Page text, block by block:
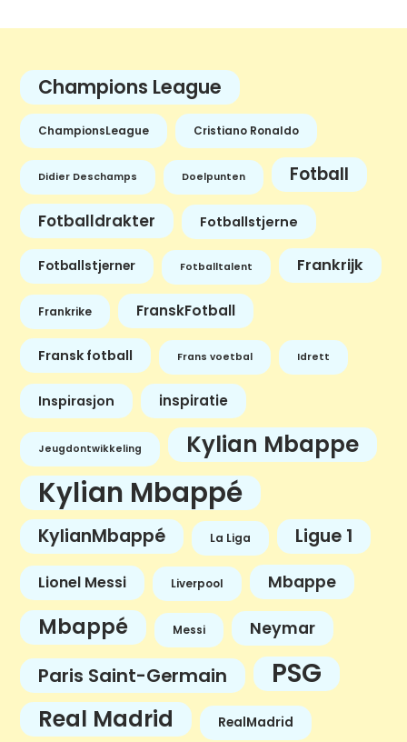
Champions League
ChampionsLeague Cristiano Ronaldo
Didier Deschamps Doelpunten Fotball
Fotballdrakter Fotballstjerne
Fotballstjerner Fotballtalent Frankrijk
Frankrike FranskFotball
Fransk fotball Frans voetbal Idrett
Inspirasjon inspiratie
Jeugdontwikkeling Kylian Mbappe
Kylian Mbappé
KylianMbappé La Liga Ligue 1
Lionel Messi Liverpool Mbappe
Mbappé Messi Neymar
Paris Saint-Germain PSG
Real Madrid RealMadrid